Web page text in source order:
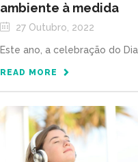
ambiente à medida
27 Outubro, 2022
Este ano, a celebração do Dia
READ MORE